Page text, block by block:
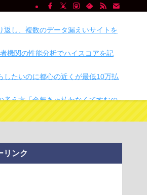
し、複数のデータ漏えいサイトを
機関の性能分析でハイスコアを記
したいのに都心の近くが最低10万払
考え方「金無きゃ払わなくてすむの
考え方「金無きゃ払わなくてすむの
料金を全額返金へ 正常に使えた人
してしまった」同乗していた県議
リンク